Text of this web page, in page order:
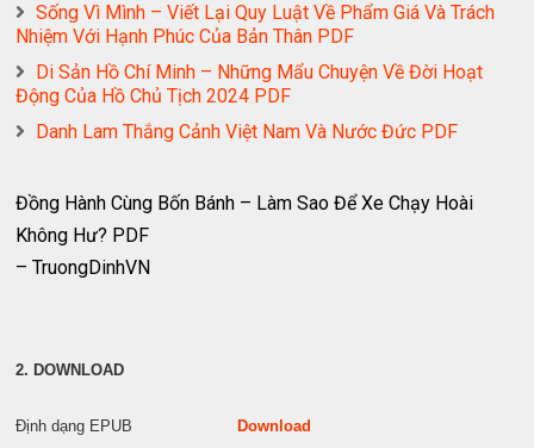
Sống Vì Mình – Viết Lại Quy Luật Về Phẩm Giá Và Trách
Nhiệm Với Hạnh Phúc Của Bản Thân PDF
Di Sản Hồ Chí Minh – Những Mẩu Chuyện Về Đời Hoạt
Động Của Hồ Chủ Tịch 2024 PDF
Danh Lam Thắng Cảnh Việt Nam Và Nước Đức PDF
Đồng Hành Cùng Bốn Bánh – Làm Sao Để Xe Chạy Hoài
Không Hư? PDF
– TruongDinhVN
2. DOWNLOAD
Định dạng EPUB Download